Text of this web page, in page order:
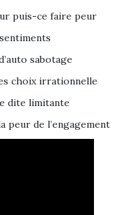
puis-ce faire peur
sabotage
choix irrationnelle
dite limitante
peur de l’engagement